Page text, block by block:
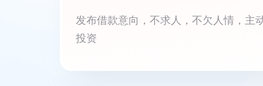
发布借款意向，不求人，不欠人情，主
投资